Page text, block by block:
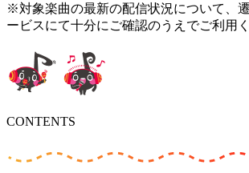
※対象楽曲の最新の配信状況について、
ービスにて十分にご確認のうえでご利用く
CONTENTS